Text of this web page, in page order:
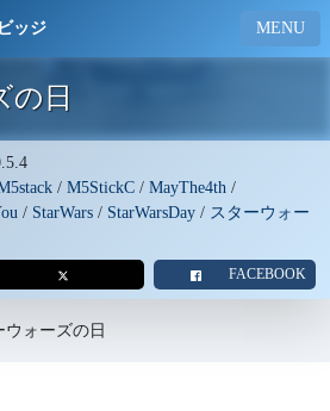
ッジ MENU
の日
/ M5StickC / MayThe4th /
/ StarWars / StarWarsDay / スターウォー
FACEBOOK
ウォーズの日